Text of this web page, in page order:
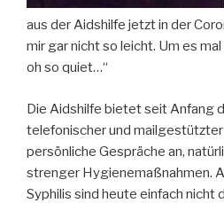
aus der Aidshilfe jetzt in der
mir gar nicht so leicht. Um es mal
oh so quiet…“
Die Aidshilfe bietet seit Anfang
telefonischer und
persönliche Gespräche an,
strenger Hygienemaßnahmen.
Syphilis sind heute einfach nicht